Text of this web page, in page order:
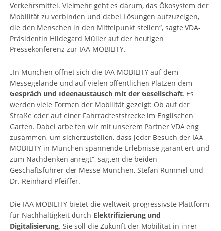
Verkehrsmittel. Vielmehr geht es darum, das Ökosystem der
Mobilität zu verbinden und dabei Lösungen aufzuzeigen,
die den Menschen in den Mittelpunkt stellen“, sagte VDA-
Präsidentin Hildegard Müller auf der heutigen
Pressekonferenz zur IAA MOBILITY.
„In München öffnet sich die IAA MOBILITY auf dem
Messegelände und auf vielen öffentlichen Plätzen dem
Gespräch und Ideenaustausch mit der Gesellschaft. Es
werden viele Formen der Mobilität gezeigt: Ob auf der
Straße oder auf einer Fahrradteststrecke im Englischen
Garten. Dabei arbeiten wir mit unserem Partner VDA eng
zusammen, um sicherzustellen, dass jeder Besuch der IAA
MOBILITY in München spannende Erlebnisse garantiert und
zum Nachdenken anregt“, sagten die beiden
Geschäftsführer der Messe München, Stefan Rummel und
Dr. Reinhard Pfeiffer.
Die IAA MOBILITY bietet die weltweit progressivste Plattform
für Nachhaltigkeit durch Elektrifizierung und
Digitalisierung. Sie soll die Zukunft der Mobilität in ihrer